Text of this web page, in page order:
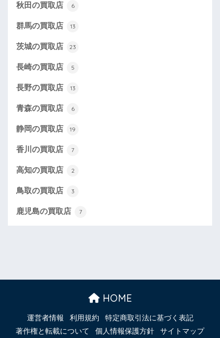
秋田の買取店 6
群馬の買取店 13
茨城の買取店 23
長崎の買取店 5
長野の買取店 13
青森の買取店 6
静岡の買取店 19
香川の買取店 7
高知の買取店 2
鳥取の買取店 3
鹿児島の買取店 7
HOME
運営者情報 利用規約
特定商取引法に基づく表記
著作権と転載について
個人情報保護方針 サイトマップ